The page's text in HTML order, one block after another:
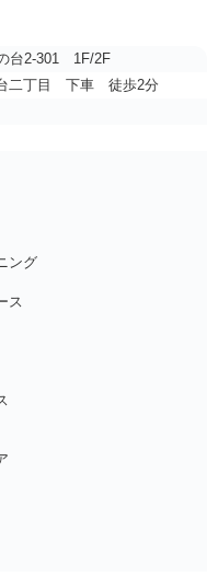
台2-301 1F/2F
二丁目 下車 徒歩2分
ング
ス